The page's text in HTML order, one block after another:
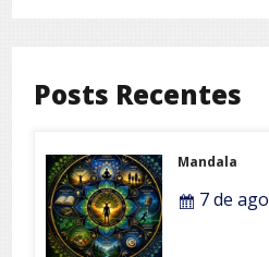
Posts Recentes
Mandala
7 de